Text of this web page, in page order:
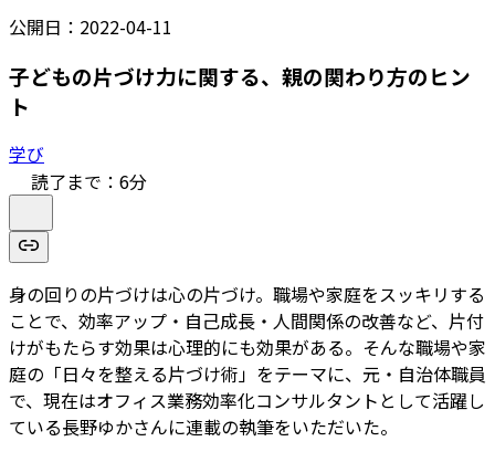
公開日： 2022-04-11
子どもの片づけ力に関する、親の関わり方のヒン
ト
学び
読了まで： 6分
身の回りの片づけは心の片づけ。職場や家庭をスッキリする
ことで、効率アップ・自己成長・人間関係の改善など、片付
けがもたらす効果は心理的にも効果がある。そんな職場や家
庭の「日々を整える片づけ術」をテーマに、元・自治体職員
で、現在はオフィス業務効率化コンサルタントとして活躍し
ている長野ゆかさんに連載の執筆をいただいた。